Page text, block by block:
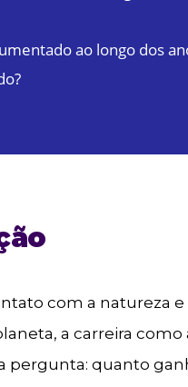
ao longo dos
com a natureza e
a carreira
pergunta: quanto